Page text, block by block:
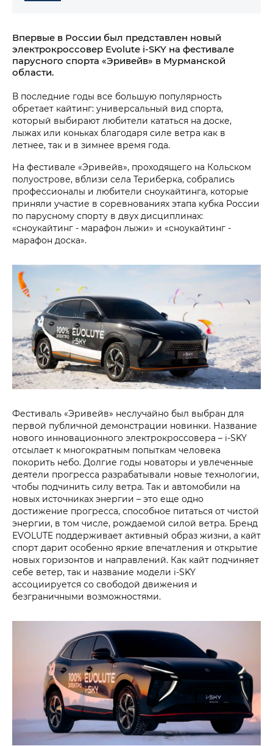
Впервые в России был представлен новый
электрокроссовер Evolute i‑SKY на фестивале
парусного спорта «Эривейв» в Мурманской
области.
В последние годы все большую популярность
обретает кайтинг: универсальный вид спорта,
который выбирают любители кататься на доске,
лыжах или коньках благодаря силе ветра как в
летнее, так и в зимнее время года.
На фестивале «Эривейв», проходящего на Кольском
полуострове, вблизи села Териберка, собрались
профессионалы и любители сноукайтинга, которые
приняли участие в соревнованиях этапа кубка России
по парусному спорту в двух дисциплинах:
«сноукайтинг - марафон лыжи» и «сноукайтинг -
марафон доска».
Фестиваль «Эривейв» неслучайно был выбран для
первой публичной демонстрации новинки. Название
нового инновационного электрокроссовера – i‑SKY
отсылает к многократным попыткам человека
покорить небо. Долгие годы новаторы и увлеченные
деятели прогресса разрабатывали новые технологии,
чтобы подчинить силу ветра. Так и автомобили на
новых источниках энергии – это еще одно
достижение прогресса, способное питаться от чистой
энергии, в том числе, рождаемой силой ветра. Бренд
EVOLUTE поддерживает активный образ жизни, а кайт
спорт дарит особенно яркие впечатления и открытие
новых горизонтов и направлений. Как кайт подчиняет
себе ветер, так и название модели i‑SKY
ассоциируется со свободой движения и
безграничными возможностями.